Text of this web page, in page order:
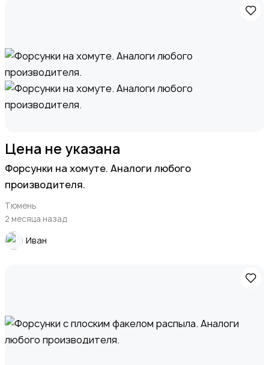
Цена не указана
Форсунки на хомуте. Аналоги любого
производителя.
Тюмень
2 месяца назад
Иван